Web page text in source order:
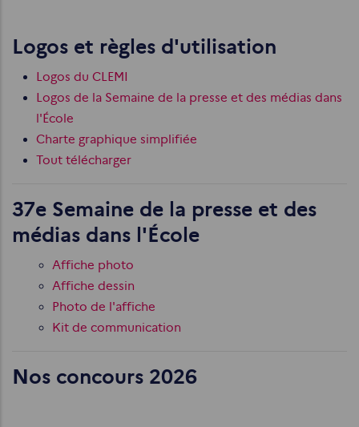
Logos et règles d'utilisation
Logos du CLEMI
Logos de la Semaine de la presse et des médias dans
l'École
Charte graphique simplifiée
Tout télécharger
37e Semaine de la presse et des
médias dans l'École
Affiche photo
Affiche dessin
Photo de l'affiche
Kit de communication
Nos concours 2026